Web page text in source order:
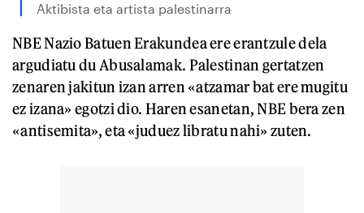
Aktibista eta artista palestinarra
NBE Nazio Batuen Erakundea ere erantzule dela
argudiatu du Abusalamak. Palestinan gertatzen
zenaren jakitun izan arren «atzamar bat ere mugitu
ez izana» egotzi dio. Haren esanetan, NBE bera zen
«antisemita», eta «juduez libratu nahi» zuten.